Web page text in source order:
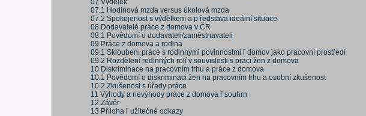
07 Výdělek
07.1 Hodinová mzda versus úkolová mzda
07.2 Spokojenost s výdělkem a p ředstava ideální situace
08 Dodavatelé práce z domova v ČR
08.1 Povědomí o dodavateli/zaměstnavateli
09 Práce z domova a rodina
09.1 Skloubení práce s rodinnými povinnostmi ľ domov jako pracovní prostředí
09.2 Rozdělení rodinných rolí v souvislosti s prací žen z domova
10 Diskriminace na pracovním trhu a práce z domova
10.1 Povědomí o diskriminaci žen na pracovním trhu a osobní zkušenost
10.2 Zkušenost s úřady práce
11 Výhody a nevýhody práce z domova ľ souhrn
12 Závěr
13 Příloha ľ užitečné odkazy